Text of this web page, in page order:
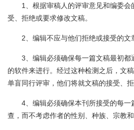
1、根据审稿人的评审意见和编委
受、拒绝或要求修改文稿。
2、编辑不应与他们拒绝或接受的文
3、编辑必须确保每一篇文稿最初
的软件来进行。经过这种检测之后，文
单盲同行评审，他们将就文稿的接受、
4、编辑必须确保本刊所接受的每一
查，而不考虑作者的性别、种族、宗教和